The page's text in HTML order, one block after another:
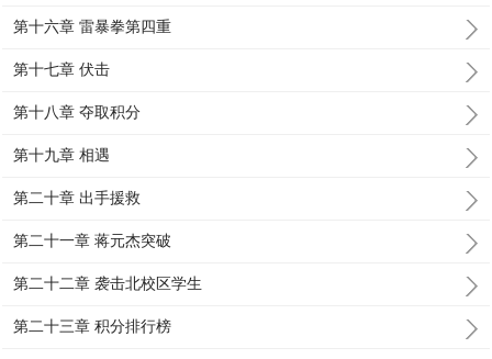
第十六章 雷暴拳第四重
第十七章 伏击
第十八章 夺取积分
第十九章 相遇
第二十章 出手援救
第二十一章 蒋元杰突破
第二十二章 袭击北校区学生
第二十三章 积分排行榜